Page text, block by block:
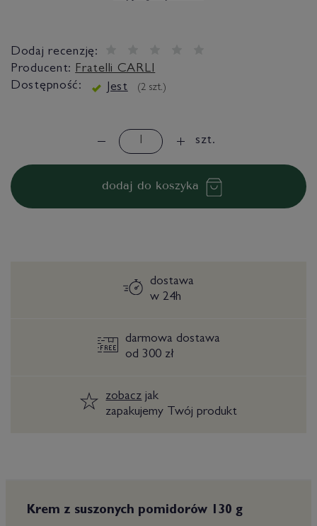
Dodaj recenzję:
Producent: Fratelli CARLI
Dostępność:
Jest ( 2 szt.)
szt.
dodaj do koszyka
dostawa
w 24h
darmowa dostawa
od 300 zł
zobaczjak
zapakujemy Twój produkt
Krem z suszonych pomidorów 130 g